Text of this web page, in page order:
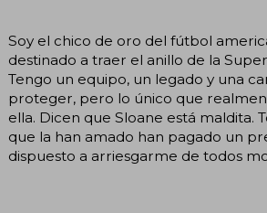
Soy el chico de oro del fútbol
destinado a traer el anillo de la
Tengo un equipo, un legado y una
proteger, pero lo único que
ella. Dicen que Sloane está maldita.
que la han amado han pagado un
dispuesto a arriesgarme de todos